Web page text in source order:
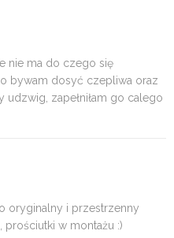
nie ma do czego się
bywam dosyć czepliwa oraz
zapełniłam go calego
oryginalny i przestrzenny
w montażu :)